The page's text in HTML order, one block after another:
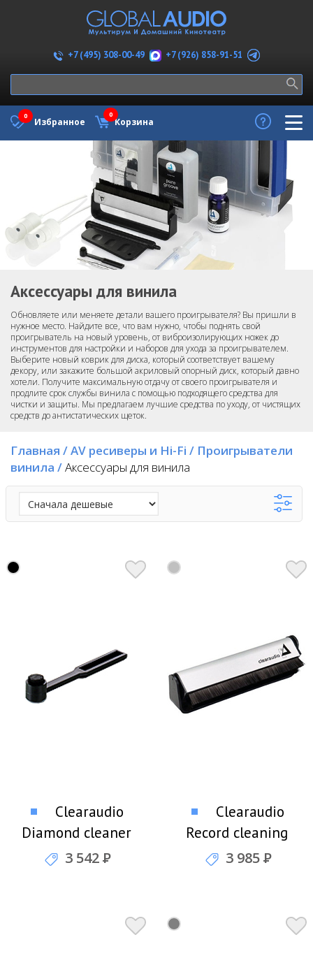
+7 (495) 308-00-49 +7 (926) 858-91-51
Избранное
0
Корзина
0
Аксессуары для винила
Обновляете или меняете детали вашего проигрывателя? Вы пришли в
нужное место. Найдите все, что вам нужно, чтобы поднять свой
проигрыватель на новый уровень, от виброизолирующих ножек до
инструментов для настройки и наборов для ухода за проигрывателем.
Выберите новый коврик для диска, который соответствует вашему
декору, или закажите большой акриловый опорный диск, который давно
хотели. Получите максимальную отдачу от своего проигрывателя и
продлите срок службы винила с помощью подходящего средства для
чистки и защиты. Мы предлагаем лучшие средства по уходу, от чистящих
средств до антистатических щеток.
Главная /AV ресиверы и Hi-Fi / Проигрыватели
винила /Аксессуары для винила
Clearaudio
Diamond cleaner
brush Щетка для
3 542Р
Clearaudio
Record cleaning
brush Щетка для
3 985Р